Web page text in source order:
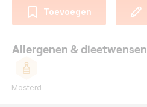
Toevoegen
Allergenen & dieetwensen
Mosterd